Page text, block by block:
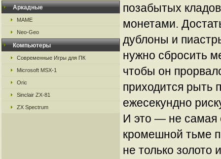
Аркадные
MAME
Neo-Geo
Компьютеры
Современные Игры для ПК
Microsoft MSX-1
Oric
Sinclair ZX-81
ZX Spectrum
позабытых
монетами.
дублоны и
нужно сбросить
чтобы он
приходится рыть
ежесекундно
И это — не самая
кромешной тьме
не только золото